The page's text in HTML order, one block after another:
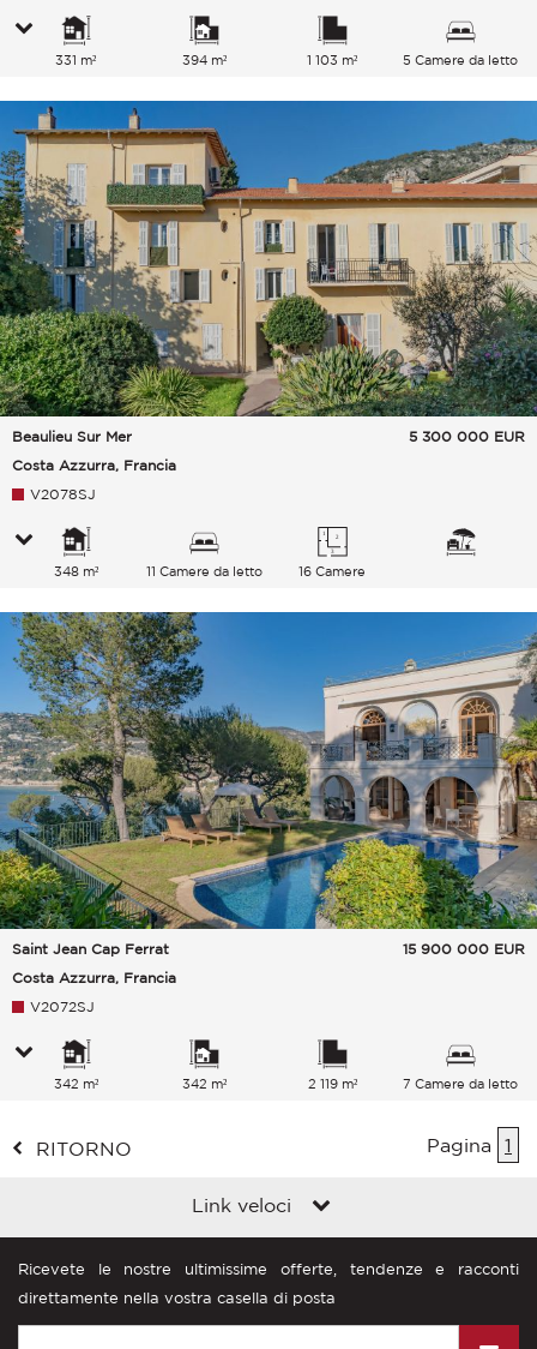
331 m² 394 m² 1 103 m² 5 Camere da letto
Beaulieu Sur Mer
Costa Azzurra, Francia
5 300 000 EUR
V2078SJ
348 m² 11 Camere da letto 16 Camere
Saint Jean Cap Ferrat
Costa Azzurra, Francia
15 900 000 EUR
V2072SJ
342 m² 342 m² 2 119 m² 7 Camere da letto
RITORNO Pagina 1
Link veloci
Ricevete le nostre ultimissime offerte, tendenze e racconti
direttamente nella vostra casella di posta